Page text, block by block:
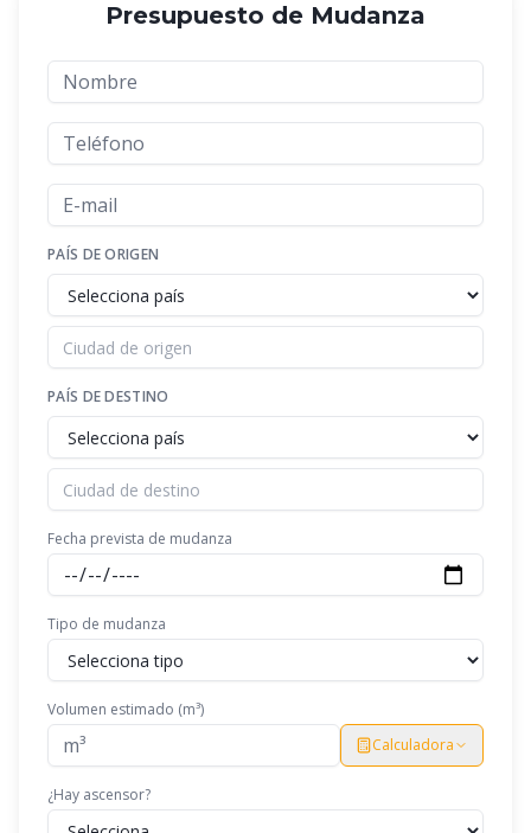
Presupuesto de Mudanza
PAÍS DE ORIGEN
PAÍS DE DESTINO
Fecha prevista de mudanza
Tipo de mudanza
Volumen estimado (m³)
Calculadora
¿Hay ascensor?